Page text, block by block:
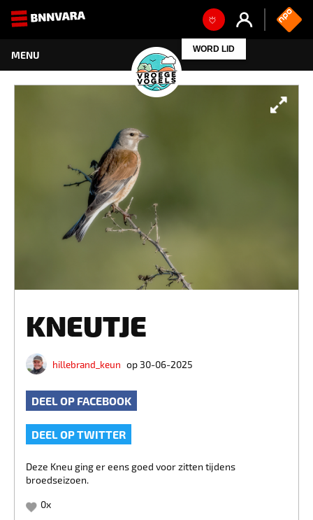
WORD LID
KNEUTJE
hillebrand_keun op 30-06-2025
DEEL OP FACEBOOK
DEEL OP TWITTER
Deze Kneu ging er eens goed voor zitten tijdens
broedseizoen.
0x